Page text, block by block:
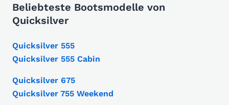
Beliebteste Bootsmodelle von
Quicksilver
Quicksilver 555
Quicksilver 555 Cabin
Quicksilver 675
Quicksilver 755 Weekend